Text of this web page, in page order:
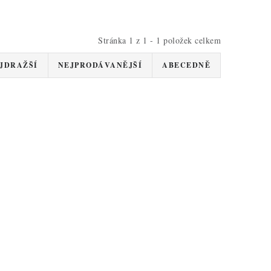
Stránka 1 z 1 - 1 položek celkem
NEJPRODÁVANĚJŠÍ ABECEDNĚ